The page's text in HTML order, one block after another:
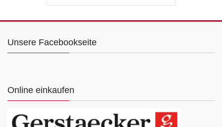
Unsere Facebookseite
Online einkaufen